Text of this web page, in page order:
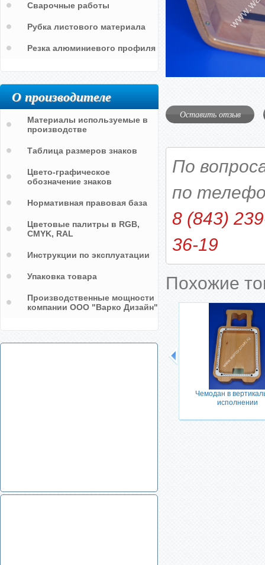
Оставить отзыв
По
по
8 (843)
36-19
Похожие
Чемодан в
исполнении
Сварочные работы
Рубка листового материала
Резка алюминиевого профиля
О производителе
Материалы используемые в
производстве
Таблица размеров знаков
Цвето-графическое
обозначение знаков
Нормативная правовая база
Цветовые палитры в RGB,
CMYK, RAL
Инструкции по эксплуатации
Упаковка товара
Производственные мощности
компании ООО "Варко Дизайн"